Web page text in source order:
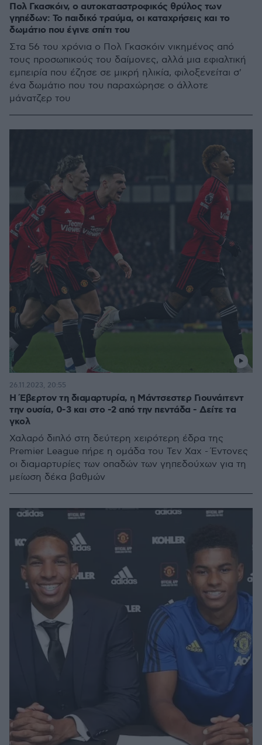
Πολ Γκασκόιν, ο αυτοκαταστροφικός θρύλος των
γηπέδων: Το παιδικό τραύμα, οι καταχρήσεις και το
δωμάτιο που έγινε σπίτι του
Στα 56 του χρόνια ο Πολ Γκασκόιν νικημένος από
τους προσωπικούς του δαίμονες, αλλά μια εφιαλτική
εμπειρία που έζησε σε μικρή ηλικία, φιλοξενείται σ'
ένα δωμάτιο που του παραχώρησε ο άλλοτε
μάνατζερ του
Η Έβερτον τη διαμαρτυρία, η Μάντσεστερ Γιουνάιτεντ
την ουσία, 0-3 και στο -2 από την πεντάδα - Δείτε τα
γκολ
Χαλαρό διπλό στη δεύτερη χειρότερη έδρα της
Premier League πήρε η ομάδα του Τεν Χαχ - Έντονες
οι διαμαρτυρίες των οπαδών των γηπεδούχων για τη
μείωση δέκα βαθμών
26.11.2023, 20:55